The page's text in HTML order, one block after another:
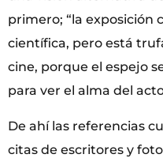
primero; “la exposición
científica, pero está
cine, porque el espejo
para ver el alma del
De ahí las referencias
citas de escritores y